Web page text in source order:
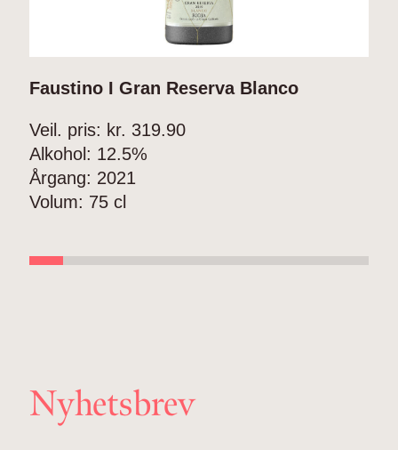
Faustino I Gran Reserva Blanco
Veil. pris: kr. 319.90
Alkohol: 12.5%
Årgang: 2021
Volum: 75 cl
Nyhetsbrev